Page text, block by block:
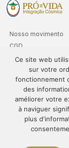
Nosso movimento
CGD
Clubes
Cooperativa
Departamentos
Sedes
© 1995-2024 –
conteúdo deste
Ce site web
sur votre
fonctionnement
des
améliorer votre
à naviguer
plus